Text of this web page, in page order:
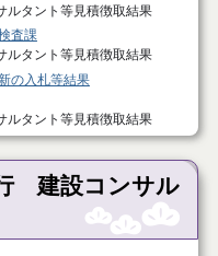
タント等見積徴取結果
査課
タント等見積徴取結果
の入札等結果
タント等見積徴取結果
建設コンサル